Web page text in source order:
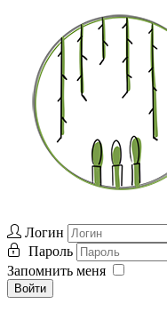
Логин
Пароль
Запомнить меня
Войти